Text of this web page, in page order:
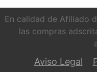
En calidad de Afiliado
las compras
Aviso Legal